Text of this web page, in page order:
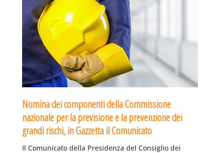
Nomina dei componenti della Commissione
nazionale per la previsione e la prevenzione dei
grandi rischi, in Gazzetta il Comunicato
Il Comunicato della Presidenza del Consiglio dei